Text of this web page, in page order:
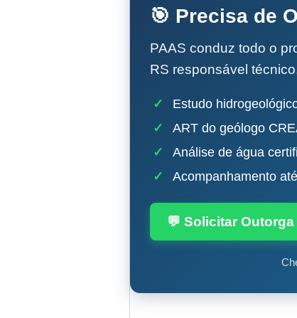
🎯 Precisa de
PAAS conduz todo o
RS responsável
✓
Estudo
✓
ART do geólogo
✓
Análise de água
✓
Acompanhamento
💬 Solicitar